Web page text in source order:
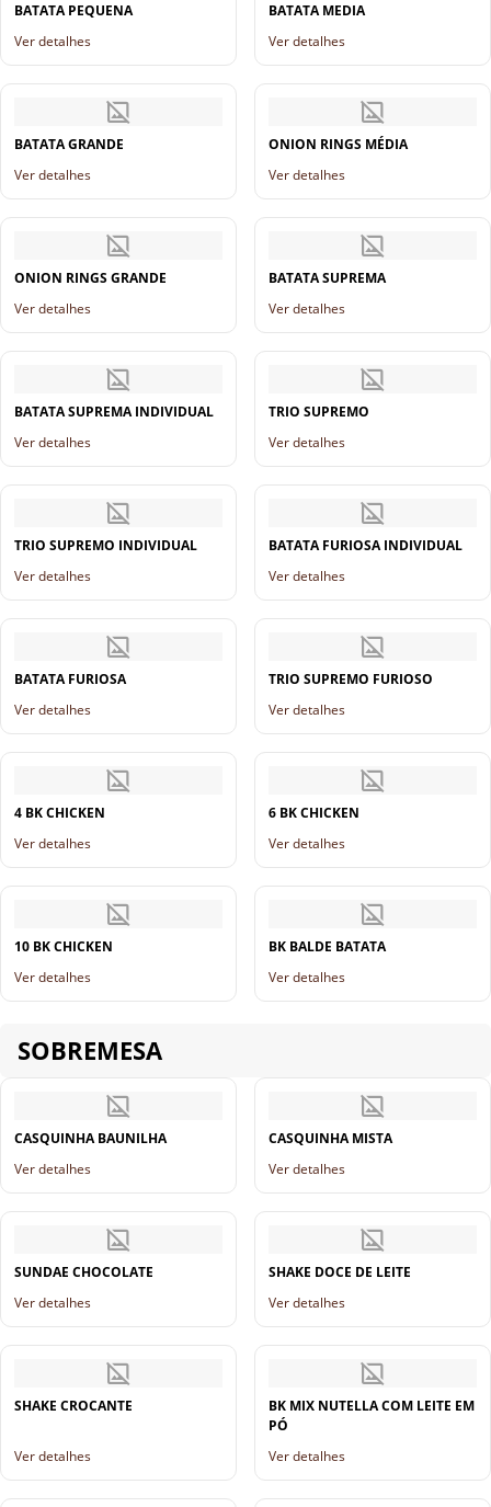
BATATA PEQUENA
Ver detalhes
BATATA MEDIA
Ver detalhes
BATATA GRANDE
Ver detalhes
ONION RINGS MÉDIA
Ver detalhes
ONION RINGS GRANDE
Ver detalhes
BATATA SUPREMA
Ver detalhes
BATATA SUPREMA INDIVIDUAL
Ver detalhes
TRIO SUPREMO
Ver detalhes
TRIO SUPREMO INDIVIDUAL
Ver detalhes
BATATA FURIOSA INDIVIDUAL
Ver detalhes
BATATA FURIOSA
Ver detalhes
TRIO SUPREMO FURIOSO
Ver detalhes
4 BK CHICKEN
Ver detalhes
6 BK CHICKEN
Ver detalhes
10 BK CHICKEN
Ver detalhes
BK BALDE BATATA
Ver detalhes
SOBREMESA
CASQUINHA BAUNILHA
Ver detalhes
CASQUINHA MISTA
Ver detalhes
SUNDAE CHOCOLATE
Ver detalhes
SHAKE DOCE DE LEITE
Ver detalhes
SHAKE CROCANTE
Ver detalhes
BK MIX NUTELLA COM LEITE EM
PÓ
Ver detalhes